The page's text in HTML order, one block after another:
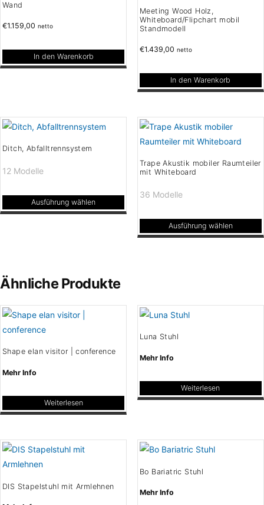
Optionen
können
der
Produktseite
Die
Optionen
können
der
Produktseite
werden
Wand
€1.159,00 netto
In den Warenkorb
Meeting Wood Holz,
Whiteboard/Flipchart mobil
Standmodell
€1.439,00 netto
In den Warenkorb
Ditch, Abfalltrennsystem
12 Modelle
Ausführung wählen
Dieses
Varianten
auf.
Die
Optionen
können
auf
Produktseite
werden
Trape Akustik mobiler Raumteiler
mit Whiteboard
36 Modelle
Ausführung wählen
Dieses
auf.
Optionen
können
Produktseite
Ähnliche Produkte
Shape elan visitor | conference
Mehr Info
Weiterlesen
Luna Stuhl
Mehr Info
Weiterlesen
DIS Stapelstuhl mit Armlehnen
Bo Bariatric Stuhl
Mehr Info